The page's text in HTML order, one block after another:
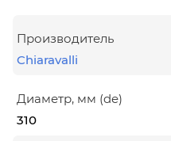
Производитель
Chiaravalli
Диаметр, мм (de)
310